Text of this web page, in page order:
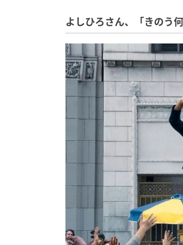
よしひろさん、「きのう